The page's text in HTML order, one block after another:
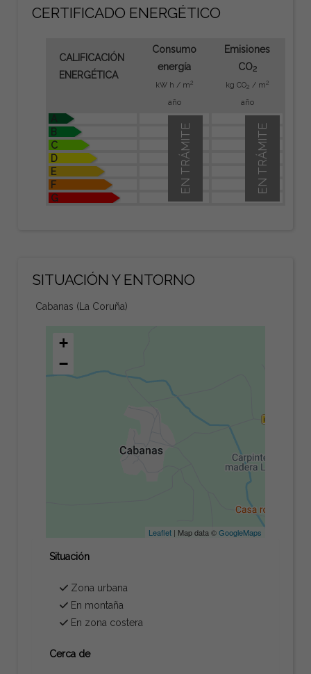
CERTIFICADO ENERGÉTICO
CALIFICACIÓN
ENERGÉTICA
Consumo
energía
kW h / m2
año
Emisiones
CO2
kg CO2 / m2
año
A
B
C
D
E
F
G
EN TRÁMITE
EN TRÁMITE
SITUACIÓN Y ENTORNO
Cabanas (La Coruña)
+
−
Leaflet| Map data ©GoogleMaps
Situación
Zona urbana
En montaña
En zona costera
Cerca de